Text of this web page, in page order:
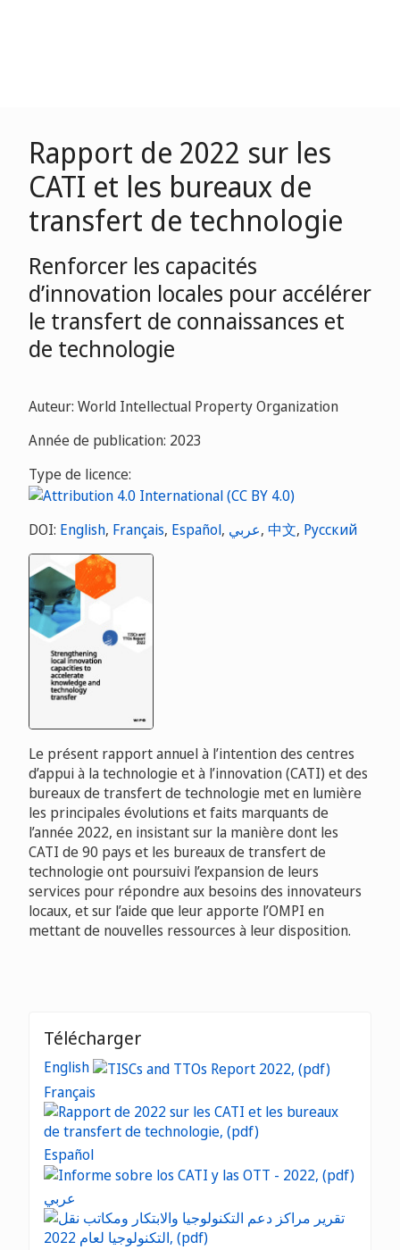
Rapport de 2022 sur les
CATI et les bureaux de
transfert de technologie
Renforcer les capacités
d’innovation locales pour accélérer
le transfert de connaissances et
de technologie
Auteur: World Intellectual Property Organization
Année de publication: 2023
Type de licence:
DOI: English, Français, Español, عربي, 中文, Русский
Le présent rapport annuel à l’intention des centres
d’appui à la technologie et à l’innovation (CATI) et des
bureaux de transfert de technologie met en lumière
les principales évolutions et faits marquants de
l’année 2022, en insistant sur la manière dont les
CATI de 90 pays et les bureaux de transfert de
technologie ont poursuivi l’expansion de leurs
services pour répondre aux besoins des innovateurs
locaux, et sur l’aide que leur apporte l’OMPI en
mettant de nouvelles ressources à leur disposition.
Télécharger
English
Français
Español
عربي